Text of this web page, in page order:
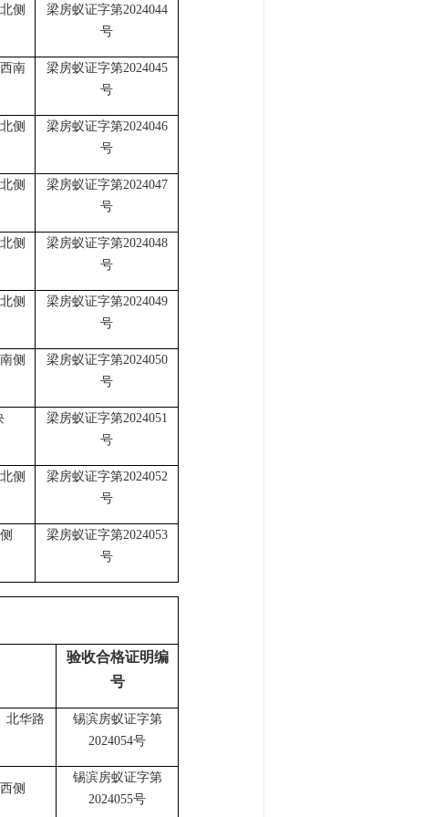
侧 梁房蚁证字第2024044
号
南
梁房蚁证字第2024045
号
侧 梁房蚁证字第2024046
号
侧 梁房蚁证字第2024047
号
侧 梁房蚁证字第2024048
号
侧 梁房蚁证字第2024049
号
侧 梁房蚁证字第2024050
号
梁房蚁证字第2024051
号
侧 梁房蚁证字第2024052
号
梁房蚁证字第2024053
号
验收合格证明编
号
北华路
锡滨房蚁证字第
2024054号
侧
锡滨房蚁证字第
2024055号